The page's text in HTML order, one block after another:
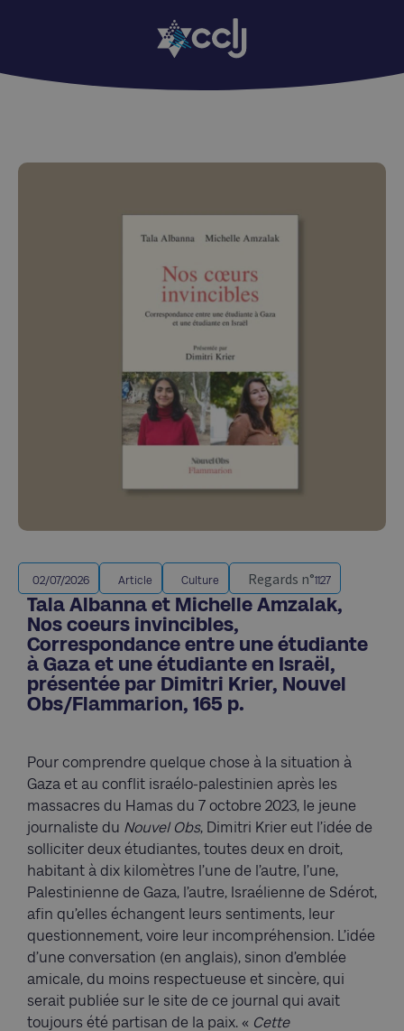
02/07/2026 Article Culture Regards n°1127
Tala Albanna et Michelle Amzalak,
Nos coeurs invincibles,
Correspondance entre une étudiante
à Gaza et une étudiante en Israël,
présentée par Dimitri Krier, Nouvel
Obs/Flammarion, 165 p.
Pour comprendre quelque chose à la situation à
Gaza et au conflit israélo-palestinien après les
massacres du Hamas du 7 octobre 2023, le jeune
journaliste du Nouvel Obs, Dimitri Krier eut l’idée de
solliciter deux étudiantes, toutes deux en droit,
habitant à dix kilomètres l’une de l’autre, l’une,
Palestinienne de Gaza, l’autre, Israélienne de Sdérot,
afin qu’elles échangent leurs sentiments, leur
questionnement, voire leur incompréhension. L’idée
d’une conversation (en anglais), sinon d’emblée
amicale, du moins respectueuse et sincère, qui
serait publiée sur le site de ce journal qui avait
toujours été partisan de la paix. « Cette